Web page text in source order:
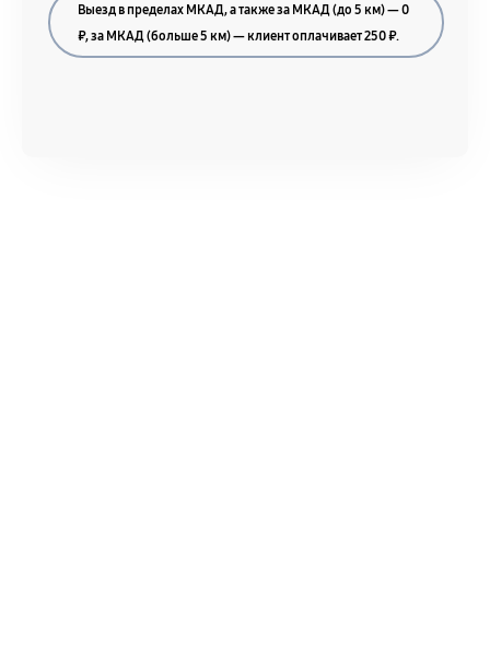
Выезд в пределах МКАД, а также за МКАД (до 5 км) — 0
₽, за МКАД (больше 5 км) — клиент оплачивает 250 ₽.